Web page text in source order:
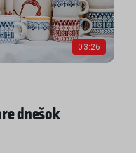
03:26
dnešok